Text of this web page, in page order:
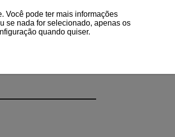
Você pode ter mais informações
se nada for selecionado, apenas os
quando quiser.